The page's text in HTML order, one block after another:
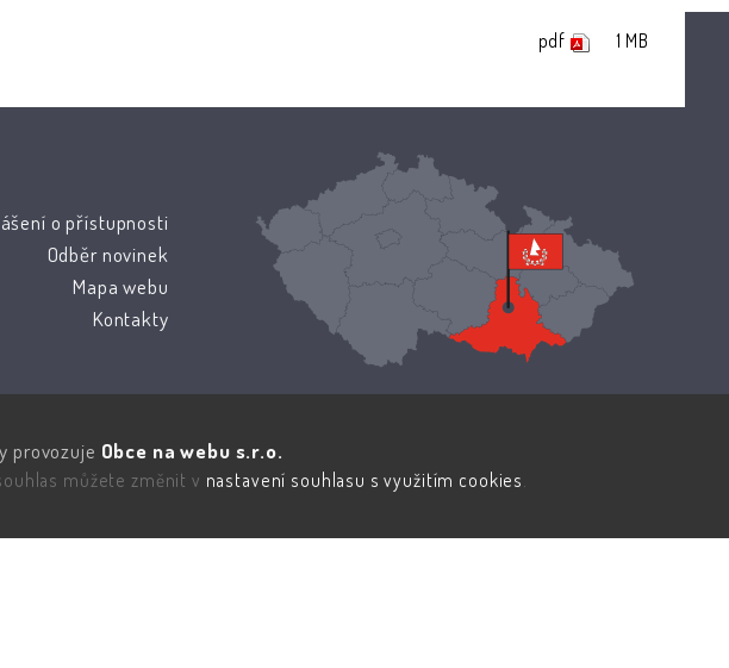
pdf 1 MB
o přístupnosti
Odběr novinek
Mapa webu
Kontakty
provozuje Obce na webu s.r.o.
můžete změnit v nastavení souhlasu s využitím cookies.